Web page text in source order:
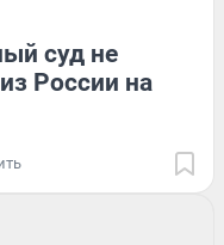
суд не
России на